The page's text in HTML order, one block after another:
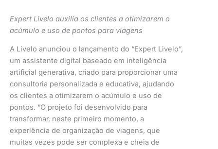
Expert Livelo auxilia os clientes a otimizarem o
acúmulo e uso de pontos para viagens
A Livelo anunciou o lançamento do “Expert Livelo”,
um assistente digital baseado em inteligência
artificial generativa, criado para proporcionar uma
consultoria personalizada e educativa, ajudando
os clientes a otimizarem o acúmulo e uso de
pontos. “O projeto foi desenvolvido para
transformar, neste primeiro momento, a
experiência de organização de viagens, que
muitas vezes pode ser complexa e cheia de